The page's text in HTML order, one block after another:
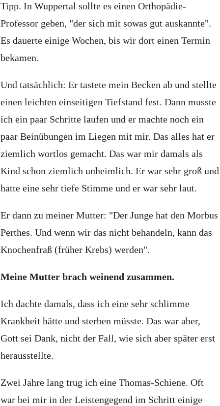
Tipp. In Wuppertal sollte es einen Orthopädie-
Professor geben, "der sich mit sowas gut auskannte".
Es dauerte einige Wochen, bis wir dort einen Termin
bekamen.
Und tatsächlich: Er tastete mein Becken ab und stellte
einen leichten einseitigen Tiefstand fest. Dann musste
ich ein paar Schritte laufen und er machte noch ein
paar Beinübungen im Liegen mit mir. Das alles hat er
ziemlich wortlos gemacht. Das war mir damals als
Kind schon ziemlich unheimlich. Er war sehr groß und
hatte eine sehr tiefe Stimme und er war sehr laut.
Er dann zu meiner Mutter: "Der Junge hat den Morbus
Perthes. Und wenn wir das nicht behandeln, kann das
Knochenfraß (früher Krebs) werden".
Meine Mutter brach weinend zusammen.
Ich dachte damals, dass ich eine sehr schlimme
Krankheit hätte und sterben müsste. Das war aber,
Gott sei Dank, nicht der Fall, wie sich aber später erst
herausstellte.
Zwei Jahre lang trug ich eine Thomas-Schiene. Oft
war bei mir in der Leistengegend im Schritt einige